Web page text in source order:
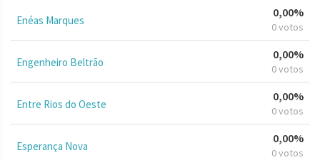
Enéas Marques
0,00%
0 votos
Engenheiro Beltrão
0,00%
0 votos
Entre Rios do Oeste
0,00%
0 votos
Esperança Nova
0,00%
0 votos